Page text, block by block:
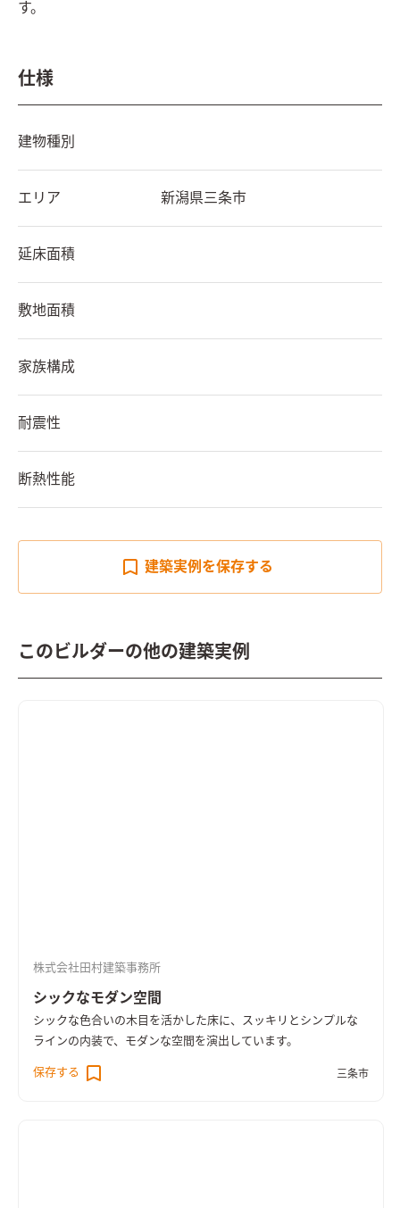
す。
仕様
建物種別
エリア 新潟県三条市
延床面積
敷地面積
家族構成
耐震性
断熱性能
建築実例を保存する
このビルダーの他の建築実例
株式会社田村建築事務所
シックなモダン空間
シックな色合いの木目を活かした床に、スッキリとシンプルな
ラインの内装で、モダンな空間を演出しています。
保存する 三条市